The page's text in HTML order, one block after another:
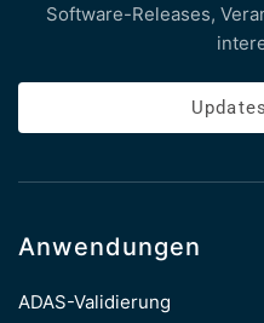
Software-Releases,
Anwendungen
ADAS-Validierung